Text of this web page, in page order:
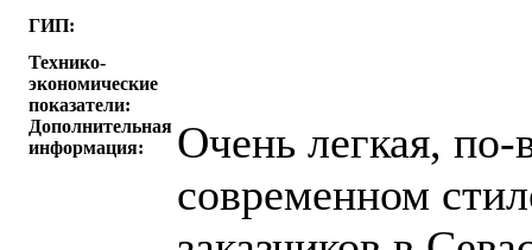
ГИП:
Технико-
экономические
показатели:
Дополнительная
информация:
Очень легкая,
современном